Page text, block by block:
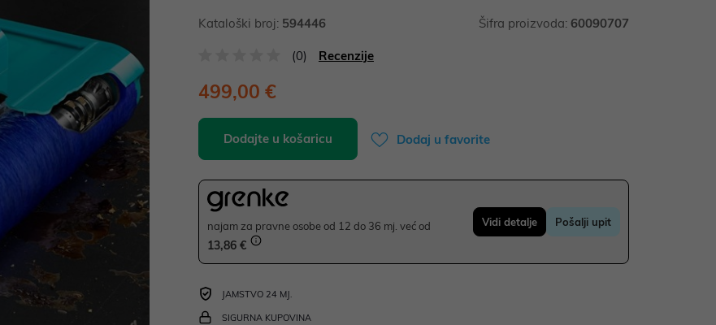
Kataloški broj: 594446 Šifra proizvoda: 60090707
(0) Recenzije
499,00 €
Dodajte u košaricu Dodaj u favorite
najam za pravne osobe od 12 do 36 mj. već od
13,86 €
Vidi detalje Pošalji upit
JAMSTVO 24 MJ.
SIGURNA KUPOVINA